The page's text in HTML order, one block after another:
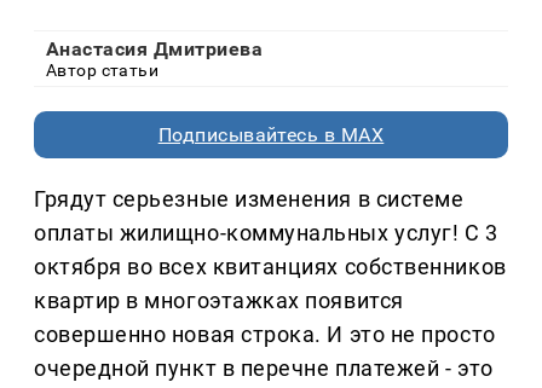
Анастасия Дмитриева
Автор статьи
Подписывайтесь в MAX
Грядут серьезные изменения в системе
оплаты жилищно-коммунальных услуг! С 3
октября во всех квитанциях собственников
квартир в многоэтажках появится
совершенно новая строка. И это не просто
очередной пункт в перечне платежей - это